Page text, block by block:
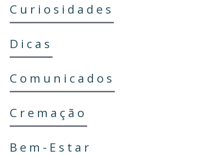
Curiosidades
Dicas
Comunicados
Cremação
Bem-Estar